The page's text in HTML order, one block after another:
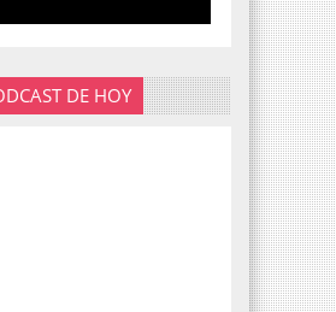
DE HOY